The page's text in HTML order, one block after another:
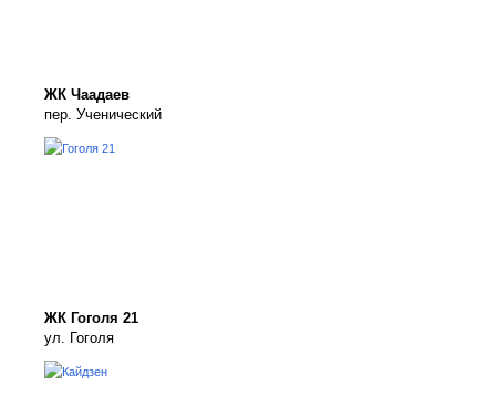
ЖК Чаадаев
пер. Ученический
ЖК Гоголя 21
ул. Гоголя